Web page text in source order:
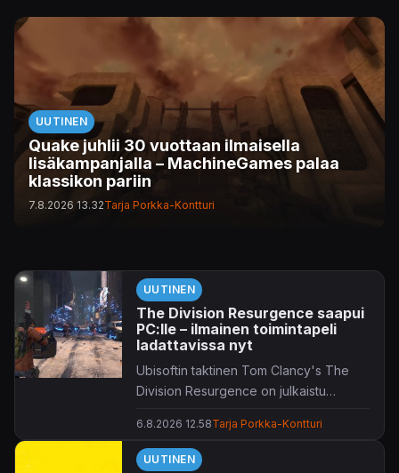
UUTINEN
Quake juhlii 30 vuottaan ilmaisella
lisäkampanjalla – MachineGames palaa
klassikon pariin
7.8.2026 13.32Tarja Porkka-Kontturi
UUTINEN
The Division Resurgence saapui
PC:lle – ilmainen toimintapeli
ladattavissa nyt
Ubisoftin taktinen Tom Clancy's The
Division Resurgence on julkaistu
6.8.2026 12.58Tarja Porkka-Kontturi
UUTINEN